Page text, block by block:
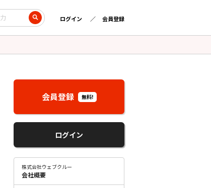
ログイン 会員登録
会員登録 無料!
ログイン
株式会社ウェブクルー
会社概要